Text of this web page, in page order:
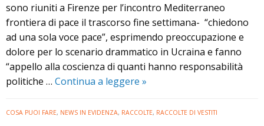
sono riuniti a Firenze per l’incontro Mediterraneo
frontiera di pace il trascorso fine settimana- “chiedono
ad una sola voce pace”, esprimendo preoccupazione e
dolore per lo scenario drammatico in Ucraina e fanno
“appello alla coscienza di quanti hanno responsabilità
politiche … Continua a leggere Caritas
accanto
»
COSA PUOI FARE, NEWS IN EVIDENZA, RACCOLTE, RACCOLTE DI VESTITI